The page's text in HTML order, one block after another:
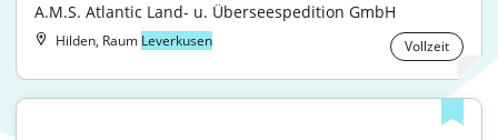
A.M.S. Atlantic Land- u. Überseespedition GmbH
Hilden, Raum Leverkusen Vollzeit